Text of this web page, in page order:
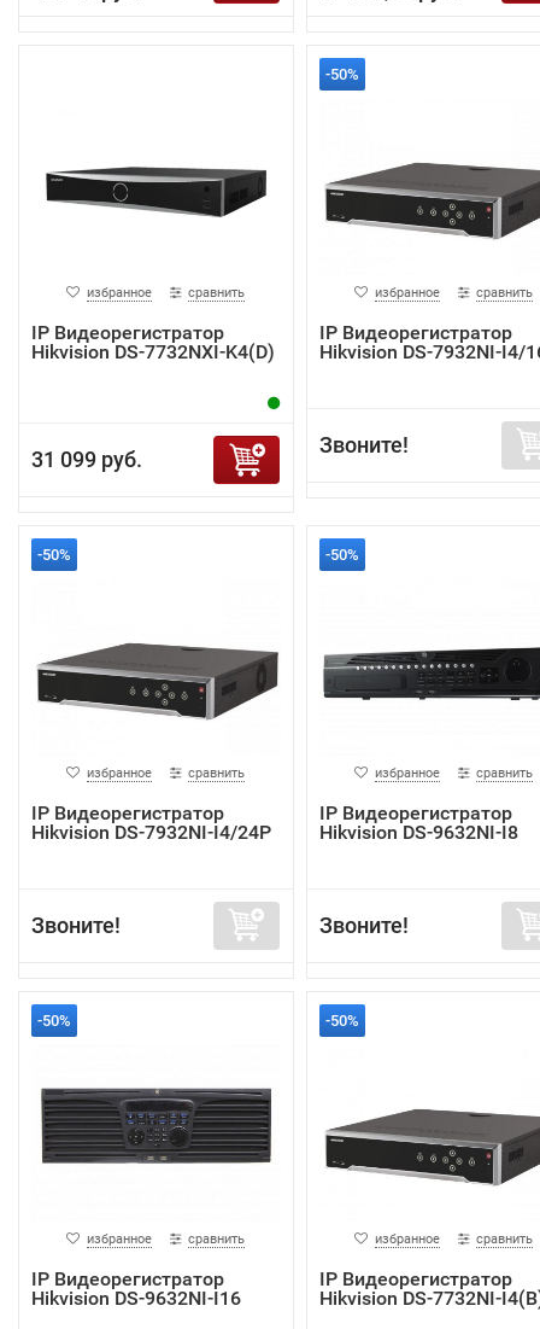
избранное сравнить
IP Видеорегистратор
Hikvision DS-7732NXI-K4(D)
31 099 руб.
-50%
избранное сравнить
IP Видеорегистратор
Hikvision DS-7932NI-I4/
Звоните!
-50%
избранное сравнить
IP Видеорегистратор
Hikvision DS-7932NI-I4/24P
Звоните!
-50%
избранное сравнить
IP Видеорегистратор
Hikvision DS-9632NI-I8
Звоните!
-50%
избранное сравнить
IP Видеорегистратор
Hikvision DS-9632NI-I16
-50%
избранное сравнить
IP Видеорегистратор
Hikvision DS-7732NI-